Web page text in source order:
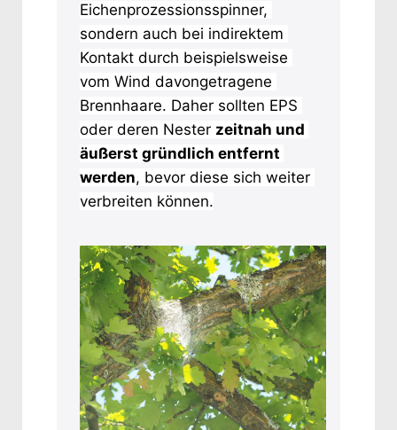
Eichenprozessionsspinner,
sondern auch bei indirektem
Kontakt durch beispielsweise
vom Wind davongetragene
Brennhaare. Daher sollten EPS
oder deren Nester zeitnah und
äußerst gründlich entfernt
werden, bevor diese sich weiter
verbreiten können.